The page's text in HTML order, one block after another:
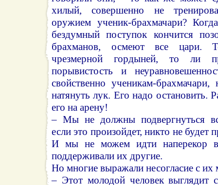
хилый, совершенно не
оружием ученик-брахмачари?
бездумный поступок кончится
брахманов, осмеют все цари.
чрезмерной гордыней, то ли
порывистость и
свойственно ученикам-
натянуть лук. Его надо остановить.
его на арену!
– Мы не должны подвергнуться
если это произойдет, никто не будет
И мы не можем идти наперекор
поддерживали их другие.
Но многие выражали несогласие с их
– Этот молодой человек